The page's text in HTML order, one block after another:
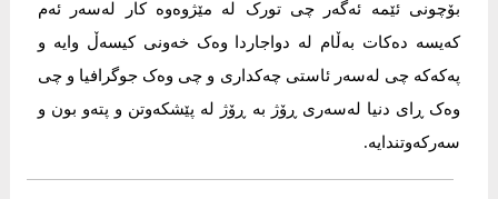
بۆچونی ئێمە ئەگەر چی تورک لە مێژوەوە کار لەسەر ئەم
کەیسە دەکات بەڵام لە دواجاردا وەک خەونی کیسەڵ وایە و
پەکەکە چی لەسەر ئاستی چەکداری و چی وەک جوگرافیا و چی
وەک ڕای دنیا لەسەری ڕۆژ بە ڕۆژ لە پێشکەوتن و پتەو بون و
سەرکەوتندایە.